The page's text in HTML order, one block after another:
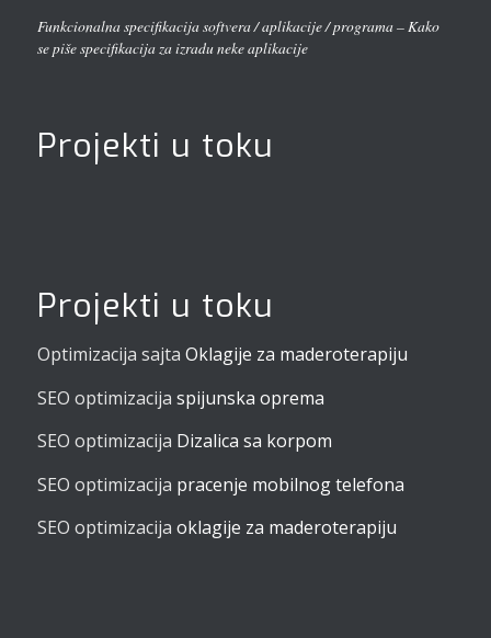
Funkcionalna specifikacija softvera / aplikacije / programa – Kako
se piše specifikacija za izradu neke aplikacije
Projekti u toku
Projekti u toku
Optimizacija sajta Oklagije za maderoterapiju
SEO optimizacija spijunska oprema
SEO optimizacija Dizalica sa korpom
SEO optimizacija pracenje mobilnog telefona
SEO optimizacija oklagije za maderoterapiju